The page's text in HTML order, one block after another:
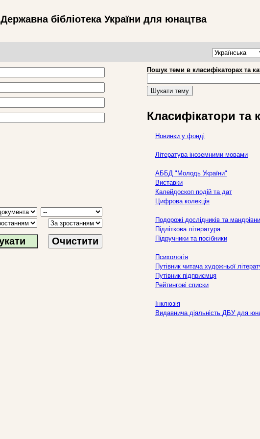
Державна бібліотека України для юнацтва
Очистити
Пошук теми в класифікаторах та
Шукати тему
Класифікатори та
Новинки у фонді
Література іноземними мовами
АББД "Молодь України"
Виставки
Калейдоскоп подій та дат
Цифрова колекція
Подорожі дослідників та
Підліткова література
Підручники та посібники
Психологія
Путівник читача художньої
Путівник підприємця
Рейтингові списки
Інклюзія
Видавнича діяльність ДБУ для